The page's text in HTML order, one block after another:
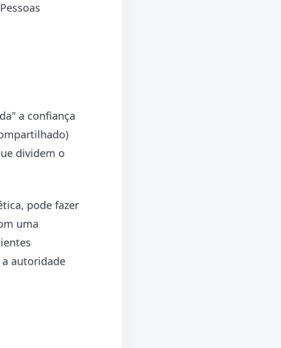
a confiança
dividem o
pode fazer
uma
autoridade